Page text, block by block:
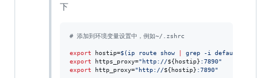
下
# 添加到环境变量设置中，例如~/.zshrc
export hostip=$(ip route show grep -i default
export https_proxy="http://${hostip} :7890"
export http_proxy="http://${hostip} :7890"